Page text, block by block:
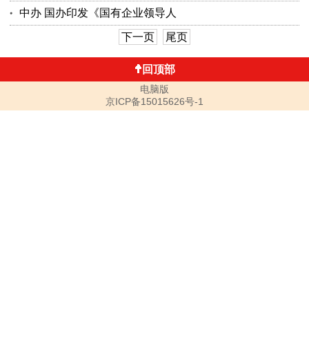
中办 国办印发《国有企业领导人
下一页 尾页
回顶部
电脑版
京ICP备15015626号-1